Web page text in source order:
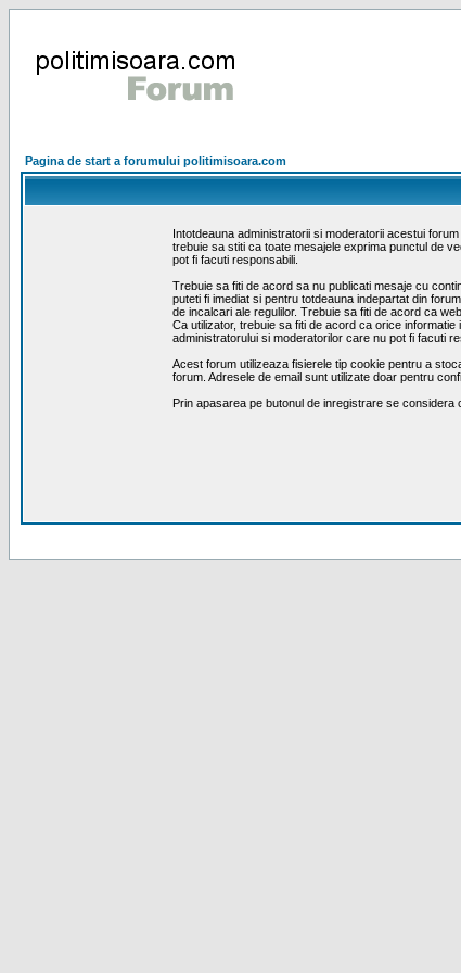
Pagina de start a forumului politimisoara.com
Intotdeauna administratorii si moderatorii acestui
trebuie sa stiti ca toate mesajele exprima punctul de
pot fi facuti responsabili.
Trebuie sa fiti de acord sa nu publicati mesaje cu
puteti fi imediat si pentru totdeauna indepartat din
de incalcari ale regulilor. Trebuie sa fiti de acord ca
Ca utilizator, trebuie sa fiti de acord ca orice
administratorului si moderatorilor care nu pot fi facuti
Acest forum utilizeaza fisierele tip cookie pentru a
forum. Adresele de email sunt utilizate doar pentru
Prin apasarea pe butonul de inregistrare se considera